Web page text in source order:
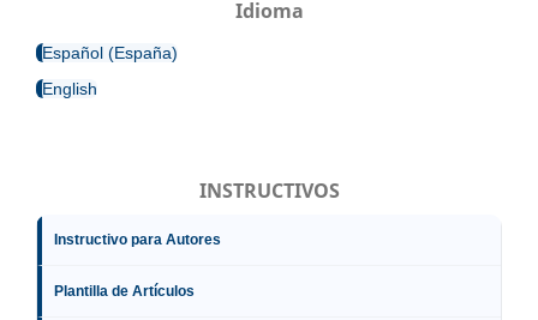
Idioma
Español (España)
English
INSTRUCTIVOS
Instructivo para Autores
Plantilla de Artículos